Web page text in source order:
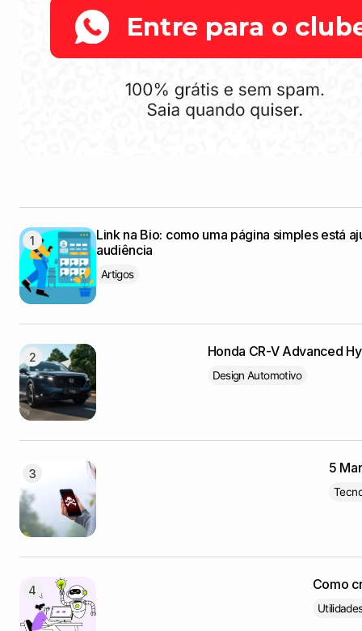
Link na Bio: como uma página simples está
audiência
Artigos
Honda CR-V Advanced
Design Automotivo
5
Como